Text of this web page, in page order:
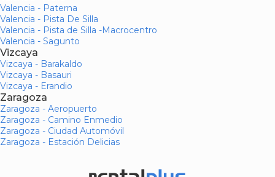
Valencia - Paterna
Valencia - Pista De Silla
Valencia - Pista de Silla -Macrocentro
Valencia - Sagunto
Vizcaya
Vizcaya - Barakaldo
Vizcaya - Basauri
Vizcaya - Erandio
Zaragoza
Zaragoza - Aeropuerto
Zaragoza - Camino Enmedio
Zaragoza - Ciudad Automóvil
Zaragoza - Estación Delicias